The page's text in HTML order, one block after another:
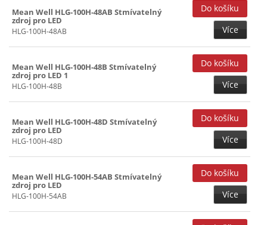
Mean Well HLG-100H-48AB Stmívatelný
zdroj pro LED
HLG-100H-48AB Více
Mean Well HLG-100H-48B Stmívatelný
zdroj pro LED 1
HLG-100H-48B Více
Mean Well HLG-100H-48D Stmívatelný
zdroj pro LED
HLG-100H-48D Více
Mean Well HLG-100H-54AB Stmívatelný
zdroj pro LED
HLG-100H-54AB Více